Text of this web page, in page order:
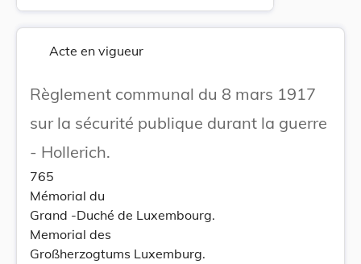
Acte en vigueur
Règlement communal du 8 mars 1917
sur la sécurité publique durant la guerre
- Hollerich.
765
Mémorial du
Grand -Duché de Luxembourg.
Memorial des
Großherzogtums Luxemburg.